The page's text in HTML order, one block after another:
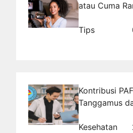
atau Cuma
Bikin Kaget
Tips
Kontribusi
Tanggamus
Masyarakat
Kesehatan